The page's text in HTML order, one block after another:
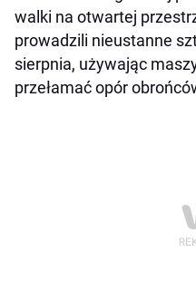
walki na otwartej
prowadzili nieustanne
sierpnia, używając
przełamać opór